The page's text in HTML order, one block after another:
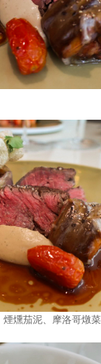
燻茄泥、摩洛哥燉菜